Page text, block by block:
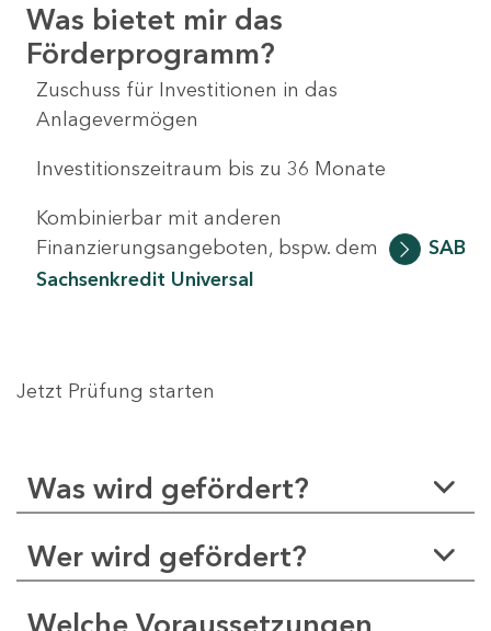
Was bietet mir das
Förderprogramm?
Zuschuss für Investitionen in das
Anlagevermögen
Investitionszeitraum bis zu 36 Monate
Kombinierbar mit anderen
Finanzierungsangeboten, bspw. dem
SAB
Sachsenkredit Universal
Jetzt Prüfung starten
Was wird gefördert?
Wer wird gefördert?
Welche Voraussetzungen